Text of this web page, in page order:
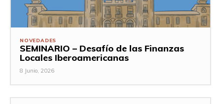
NOVEDADES
SEMINARIO – Desafío de las Finanzas
Locales Iberoamericanas
8 Junio, 2026